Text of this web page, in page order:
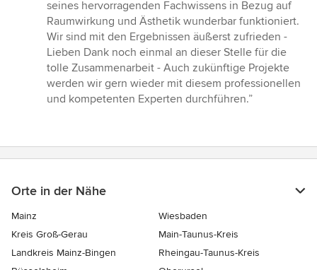
seines hervorragenden Fachwissens in Bezug auf
Raumwirkung und Ästhetik wunderbar funktioniert.
Wir sind mit den Ergebnissen äußerst zufrieden -
Lieben Dank noch einmal an dieser Stelle für die
tolle Zusammenarbeit - Auch zukünftige Projekte
werden wir gern wieder mit diesem professionellen
und kompetenten Experten durchführen.”
Orte in der Nähe
Mainz
Wiesbaden
Kreis Groß-Gerau
Main-Taunus-Kreis
Landkreis Mainz-Bingen
Rheingau-Taunus-Kreis